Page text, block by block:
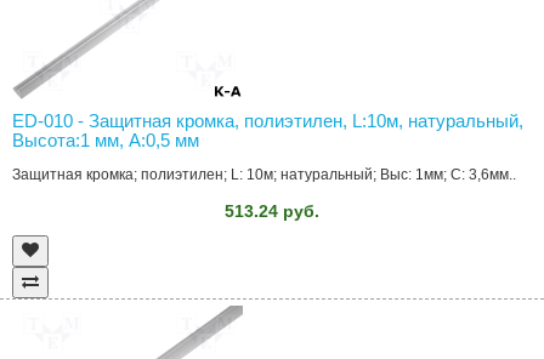
ED-010 - Защитная кромка, полиэтилен, L:10м, натуральный,
Высота:1 мм, А:0,5 мм
Защитная кромка; полиэтилен; L: 10м; натуральный; Выс: 1мм; С: 3,6мм..
513.24 руб.